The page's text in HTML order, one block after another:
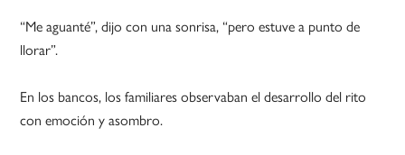
“Me aguanté”, dijo con una sonrisa, “pero estuve a punto de
llorar”.
En los bancos, los familiares observaban el desarrollo del rito
con emoción y asombro.